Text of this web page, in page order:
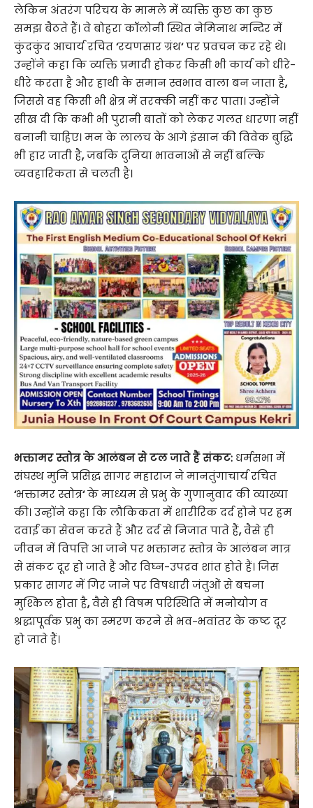
लेकिन अंतरंग परिचय के मामले में व्यक्ति कुछ का कुछ
समझ बैठते हैं। वे बोहरा कॉलोनी स्थित नेमिनाथ मन्दिर में
कुंदकुंद आचार्य रचित‘रयणसार ग्रंथ‘पर प्रवचन कर रहे थे।
उन्होंने कहा कि व्यक्ति प्रमादी होकर किसी भी कार्य को धीरे-
धीरे करता है और हाथी के समान स्वभाव वाला बन जाता है,
जिससे वह किसी भी क्षेत्र में तरक्की नहीं कर पाता। उन्होंने
सीख दी कि कभी भी पुरानी बातों को लेकर गलत धारणा नहीं
बनानी चाहिए। मन के लालच के आगे इंसान की विवेक बुद्धि
भी हार जाती है,जबकि दुनिया भावनाओं से नहीं बल्कि
व्यवहारिकता से चलती है।
भक्तामर स्तोत्र के आलंबन से टल जाते हैं संकट: धर्मसभा में
संघस्थ मुनि प्रसिद्ध सागर महाराज ने मानतुंगाचार्य रचित
‘भक्तामर स्तोत्र‘के माध्यम से प्रभु के गुणानुवाद की व्याख्या
की। उन्होंने कहा कि लौकिकता में शारीरिक दर्द होने पर हम
दवाई का सेवन करते हैं और दर्द से निजात पाते हैं,वैसे ही
जीवन में विपत्ति आ जाने पर भक्तामर स्तोत्र के आलंबन मात्र
से संकट दूर हो जाते हैं और विघ्न-उपद्रव शांत होते हैं। जिस
प्रकार सागर में गिर जाने पर विषधारी जंतुओं से बचना
मुश्किल होता है,वैसे ही विषम परिस्थिति में मनोयोग व
श्रद्धापूर्वक प्रभु का स्मरण करने से भव-भवांतर के कष्ट दूर
हो जाते हैं।